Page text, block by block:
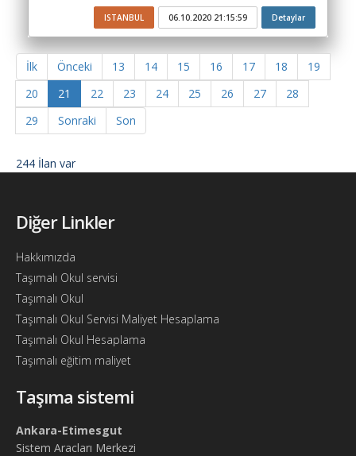
ISTANBUL 06.10.2020 21:15:59 Detaylar
İlk Önceki 13 14 15 16 17 18
19
20
21 22 23 24 25 26 27
28
29
Sonraki Son
244 İlan var
Diğer Linkler
Hakkımızda
Taşımalı Okul servisi
Taşımalı Okul
Taşımalı Okul Servisi Maliyet Hesaplama
Taşımalı Okul Hesaplama
Taşımalı eğitim maliyet
Taşıma sistemi
Ankara-Etimesgut
Sistem Aracları Merkezi